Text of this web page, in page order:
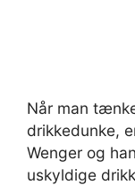
Når man
drikkedunke,
Wenger og
uskyldige